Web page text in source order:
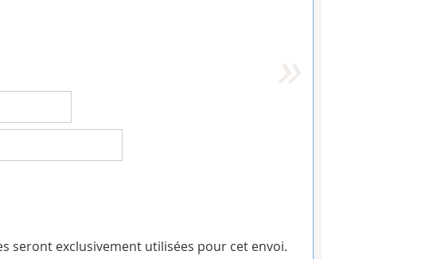
seront exclusivement utilisées pour cet envoi.